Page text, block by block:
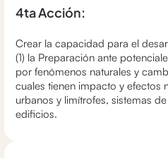
4ta Acción:
Crear la capacidad para el
(1) la Preparación ante
por fenómenos naturales y
cuales tienen impacto y efectos
urbanos y limítrofes, sistemas
edificios.